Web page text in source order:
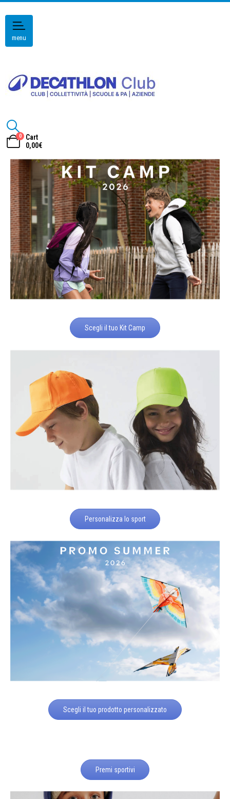
menu
0
Cart
0,00€
Scegli il tuo Kit Camp
Personalizza lo sport
Scegli il tuo prodotto personalizzato
Premi sportivi